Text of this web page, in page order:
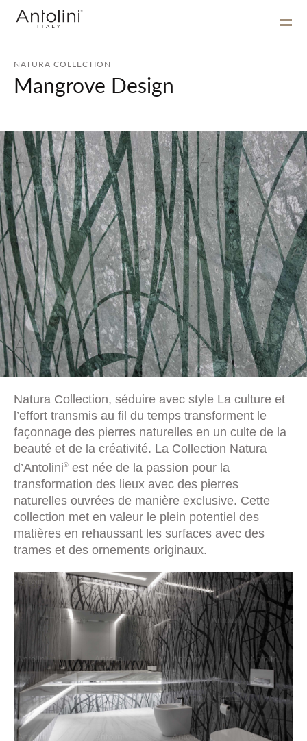
NATURA COLLECTION
Mangrove Design
Natura Collection, séduire avec style La culture et
l’effort transmis au fil du temps transforment le
façonnage des pierres naturelles en un culte de la
beauté et de la créativité. La Collection Natura
d’Antolini® est née de la passion pour la
transformation des lieux avec des pierres
naturelles ouvrées de manière exclusive. Cette
collection met en valeur le plein potentiel des
matières en rehaussant les surfaces avec des
trames et des ornements originaux.